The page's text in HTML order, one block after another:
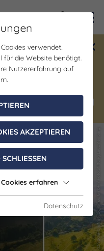
mit Saale-
1.7. - 18.12.
Jetzt mitmachen
(c) Saale-Unstrut Tourismus GmbH / Foto Stiftung Leuchtenburg
(c) Saale-Unstrut Tourismus GmbH / Foto Stiftung Leuchtenburg
verwendet.
für die Website benötigt.
Nutzererfahrung auf
AKZEPTIEREN
erfahren
Datenschutz